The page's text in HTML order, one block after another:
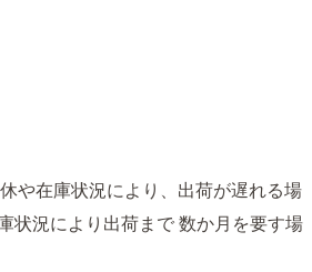
在庫状況により、出荷が遅れる場
状況により出荷まで 数か月を要す場